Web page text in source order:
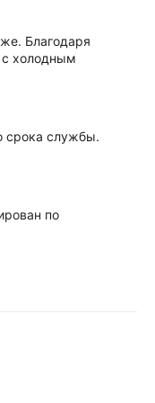
Благодаря
с холодным
срока службы.
по